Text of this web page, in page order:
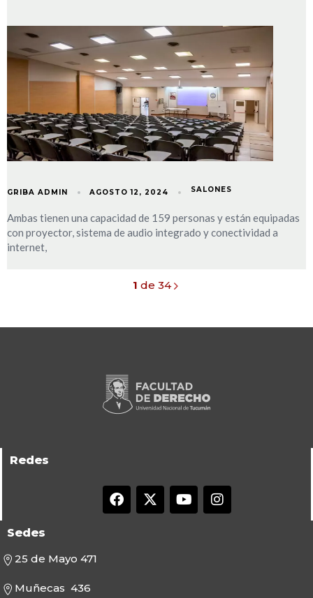
GRIBA ADMIN AGOSTO 12, 2024 SALONES
Ambas tienen una capacidad de 159 personas y están equipadas
con proyector, sistema de audio integrado y conectividad a
internet,
1 de 34
Redes
Sedes
25 de Mayo 471
Muñecas 436